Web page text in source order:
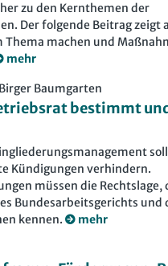
zu den Kernthemen der
Der folgende Beitrag zeigt
Thema machen und
mehr
Baumgarten
bestimmt
Kündigungen verhindern.
müssen die Rechtslage,
Bundesarbeitsgerichts und
kennen.
mehr